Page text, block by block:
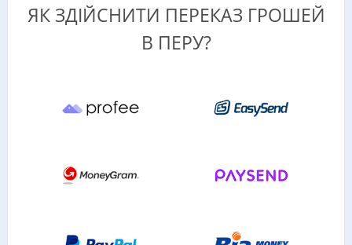
ЯК ЗДІЙСНИТИ ПЕРЕКАЗ ГРОШЕЙ
В ПЕРУ?